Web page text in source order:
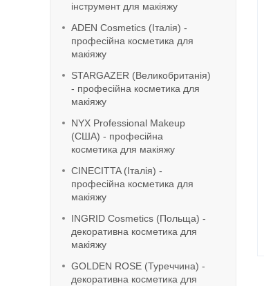
інструмент для макіяжу
ADEN Cosmetics (Італія) -
професійна косметика для
макіяжу
STARGAZER (Великобританія)
- професійна косметика для
макіяжу
NYX Professional Makeup
(США) - професійна
косметика для макіяжу
CINECITTA (Італія) -
професійна косметика для
макіяжу
INGRID Cosmetics (Польща) -
декоративна косметика для
макіяжу
GOLDEN ROSE (Туреччина) -
декоративна косметика для